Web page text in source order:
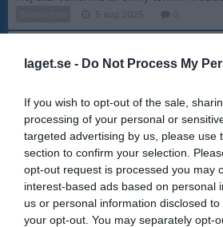
laget.se - Do Not Process My
If you wish to opt-out of the sale,
processing of your personal or
targeted advertising by us, please use
section to confirm your selection.
opt-out request is processed you may
interest-based ads based on personal
us or personal information disclosed
your opt-out. You may separately opt-
Badminton start 8/1
Badminton 8 jan 2025
Badminton 27/12
Badminton 27 dec 2024 0